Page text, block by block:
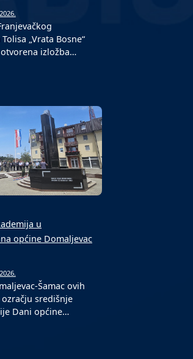
„Vrata Bosne“
izložba…
u
općine Domaljevac
Šamac ovih
središnje
Dani općine…